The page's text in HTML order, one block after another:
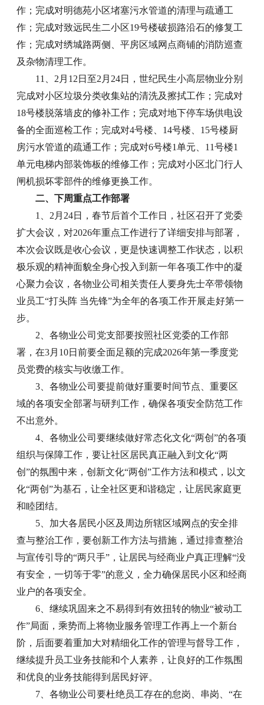
作；完成对明德苑小区堵塞污水管道的清理与疏通工
作；完成对致远民生二小区19号楼破损路沿石的修复工
作；完成对绣城路两侧、平房区域网点商铺的消防巡查
及杂物清理工作。
11、2月12日至2月24日，世纪民生小高层物业分别
完成对小区垃圾分类收集站的清洗及擦拭工作；完成对
18号楼脱落墙皮的修补工作；完成对地下停车场供电设
备的全面巡检工作；完成对4号楼、14号楼、15号楼厨
房污水管道的疏通工作；完成对6号楼1单元、11号楼1
单元电梯内部装饰板的维修工作；完成对小区北门行人
闸机损坏零部件的维修更换工作。
二、下周重点工作部署
1、2月24日，春节后首个工作日，社区召开了党委
扩大会议，对2026年重点工作进行了详细安排与部署，
本次会议既是收心会议，更是快速调整工作状态，以积
极乐观的精神面貌全身心投入到新一年各项工作中的凝
心聚力会议，各物业公司相关责任人要身先士卒带领物
业员工“打头阵 当先锋”为全年的各项工作开展走好第一
步。
2、各物业公司党支部要按照社区党委的工作部
署，在3月10日前要全面足额的完成2026年第一季度党
员党费的核实与收缴工作。
3、各物业公司要提前做好重要时间节点、重要区
域的各项安全部署与研判工作，确保各项安全防范工作
不出意外。
4、各物业公司要继续做好常态化文化“两创”的各项
组织与保障工作，要让社区居民真正融入到文化“两
创”的氛围中来，创新文化“两创”工作方法和模式，以文
化“两创”为基石，让全社区更和谐稳定，让居民家庭更
和睦团结。
5、加大各居民小区及周边所辖区域网点的安全排
查与整治工作，要创新工作方法与措施，通过排查整治
与宣传引导的“两只手”，让居民与经商业户真正理解“没
有安全，一切等于零”的意义，全力确保居民小区和经商
业户的各项安全。
6、继续巩固来之不易得到有效扭转的物业“被动工
作”局面，乘势而上将物业服务管理工作再上一个新台
阶，后面要着重加大对精细化工作的管理与督导工作，
继续提升员工业务技能和个人素养，让良好的工作氛围
和优良的业务技能得到居民好评。
7、各物业公司要杜绝员工存在的怠岗、串岗、“在